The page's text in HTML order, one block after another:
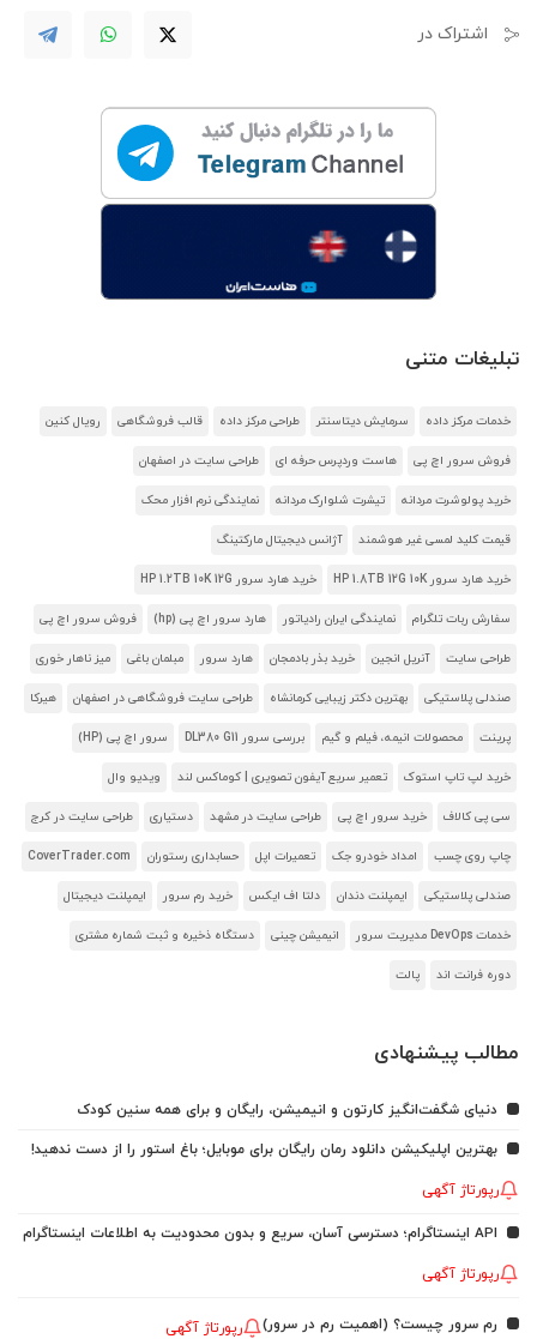
اشتراک در
تبلیغات متنی
خدمات مرکز داده سرمایش دیتاسنتر طراحی مرکز داده قالب فروشگاهی رویال کنین
فروش سرور اچ پی هاست وردپرس حرفه ای طراحی سایت در اصفهان
خرید پولوشرت مردانه تیشرت شلوارک مردانه نمایندگی نرم افزار محک
قیمت کلید لمسی غیر هوشمند آژانس دیجیتال مارکتینگ
خرید هارد سرور HP 1.8TB 12G 10K خرید هارد سرور HP 1.2TB 10K 12G
سفارش ربات تلگرام نمایندگی ایران رادیاتور هارد سرور اچ پی (hp) فروش سرور اچ پی
طراحی سایت آنریل انجین خرید بذر بادمجان هارد سرور مبلمان باغی میز ناهار خوری
صندلی پلاستیکی بهترین دکتر زیبایی کرمانشاه طراحی سایت فروشگاهی در اصفهان هیرکا
پرینت محصولات انیمه، فیلم و گیم بررسی سرور DL380 G11 سرور اچ پی (HP)
خرید لپ تاپ استوک تعمیر سریع آیفون تصویری | کوماکس لند ویدیو وال
سی پی کالاف خرید سرور اچ پی طراحی سایت در مشهد دستیاری طراحی سایت در کرج
چاپ روی چسب امداد خودرو جک تعمیرات اپل حسابداری رستوران CoverTrader.com
صندلی پلاستیکی ایمپلنت دندان دلتا اف ایکس خرید رم سرور ایمپلنت دیجیتال
خدمات DevOps مدیریت سرور انیمیشن چینی دستگاه ذخیره و ثبت شماره مشتری
دوره فرانت اند پالت
مطالب پیشنهادی
دنیای شگفت‌انگیز کارتون و انیمیشن، رایگان و برای همه سنین کودک
بهترین اپلیکیشن دانلود رمان رایگان برای موبایل؛ باغ استور را از دست ندهید!
رپورتاژ آگهی
API اینستاگرام؛ دسترسی آسان، سریع و بدون محدودیت به اطلاعات اینستاگرام
رپورتاژ آگهی
رم سرور چیست؟ (اهمیت رم در سرور) رپورتاژ آگهی